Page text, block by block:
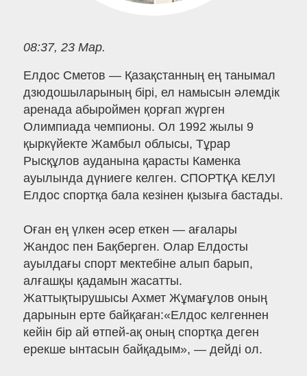
08:37, 23 Мар.
Елдос Сметов — Қазақстанның ең танымал
дзюдошыларының бірі, ел намысын әлемдік
аренада абыроймен қорғап жүрген
Олимпиада чемпионы. Ол 1992 жылы 9
қыркүйекте Жамбыл облысы, Тұрар
Рысқұлов ауданына қарасты Каменка
ауылында дүниеге келген. СПОРТҚА КЕЛУІ
Елдос спортқа бала кезінен қызыға бастады.
Оған ең үлкен әсер еткен — ағалары
Жандос пен Бақберген. Олар Елдосты
ауылдағы спорт мектебіне алып барып,
алғашқы қадамын жасатты.
Жаттықтырушысы Ахмет Жұмағұлов оның
дарынын ерте байқаған:«Елдос келгеннен
кейін бір ай өтпей-ақ оның спортқа деген
ерекше ынтасын байқадым», — дейді ол.